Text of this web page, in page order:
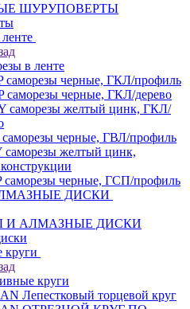
ШУРУПОВЕРТЫ
в ленте
саморезы черные, ГКЛ/профиль
саморезы черные, ГКЛ/дерево
саморезы желтый цинк, ГКЛ/
саморезы черные, ГВЛ/профиль
саморезы желтый цинк,
саморезы черные, ГСП/профиль
ДИСКИ
И АЛМАЗНЫЕ ДИСКИ
круги
круги
Лепестковый торцевой круг